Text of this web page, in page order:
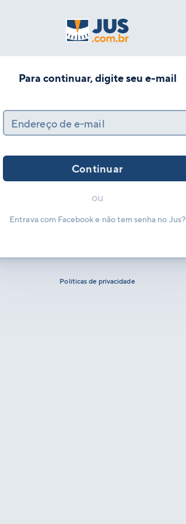
Para continuar, digite seu e-mail
Endereço de e-mail
Continuar
ou
Entrava com Facebook e não tem senha no Jus?
Políticas de privacidade